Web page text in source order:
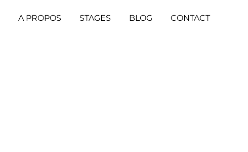
A PROPOS STAGES BLOG CONTACT